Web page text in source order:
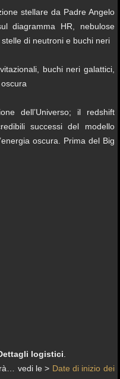
stellare da Padre Angelo
diagramma HR, nebulose
di neutroni e buchi neri
buchi neri galattici,
dell’Universo; il redshift
successi del modello
oscura. Prima del Big
logistici.
vedi le > Date di inizio dei